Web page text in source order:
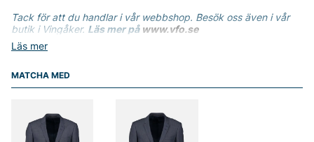
Läs mer
Tack för att du handlar i vår webbshop. Besök oss även i vår
butik i Vingåker. Läs mer på www.vfo.se
MATCHA MED